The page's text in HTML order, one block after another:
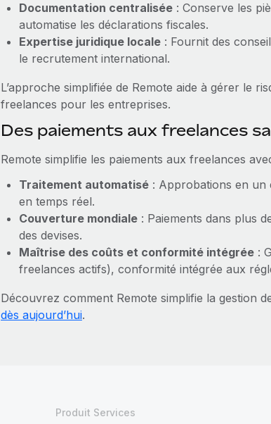
Documentation centralisée: Conserve les
automatise les déclarations fiscales.
Expertise juridique locale: Fournit des
le recrutement international.
L’approche simplifiée de Remote aide à gérer le
freelances pour les entreprises.
Des paiements aux freelances
Remote simplifie les paiements aux freelances
Traitement automatisé: Approbations en un
en temps réel.
Couverture mondiale: Paiements dans plus
des devises.
Maîtrise des coûts et conformité intégrée:
freelances actifs), conformité intégrée aux
Découvrez comment Remote simplifie la gestion
dès aujourd’hui.
Produit Services